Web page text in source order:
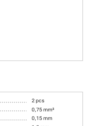
2 pcs
0,75 mm²
0,15 mm